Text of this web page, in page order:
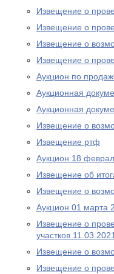
Извещение о
Извещение о
Извещение о
Извещение о
Аукцион по
Аукционная
Аукционная
Извещение о
Извещение ртф
Аукцион 18
Извещение об
Извещение о
Аукцион 01 марта
Извещение о
участков 11.03.2021
Извещение о
Извещение о